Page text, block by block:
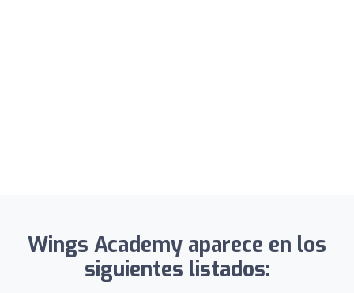
Wings Academy aparece en los
siguientes listados: